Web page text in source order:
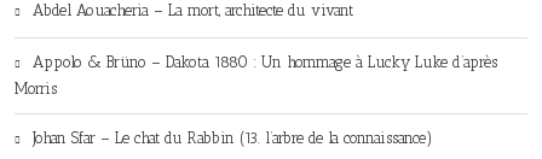
Abdel Aouacheria – La mort, architecte du vivant
Appolo & Brüno – Dakota 1880 : Un hommage à Lucky Luke d’après
Morris
Johan Sfar – Le chat du Rabbin (13. l’arbre de la connaissance)